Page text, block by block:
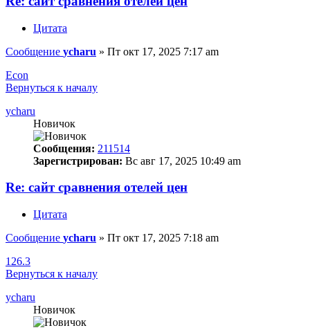
Цитата
Сообщение ycharu » Пт окт 17, 2025 7:17 am
Econ
Вернуться к началу
ycharu
Новичок
Сообщения: 211514
Зарегистрирован: Вс авг 17, 2025 10:49 am
Re: сайт сравнения отелей цен
Цитата
Сообщение ycharu » Пт окт 17, 2025 7:18 am
126.3
Вернуться к началу
ycharu
Новичок